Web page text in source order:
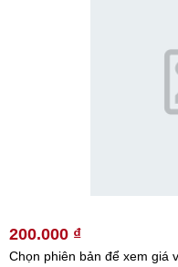
200.000 ₫
Chọn phiên bản để xem giá